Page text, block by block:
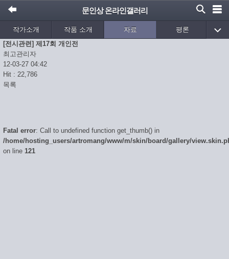
문인상 온라인갤러리
작가소개 작품 소개 자료 평론
게시판
[전시관련] 제17회 개인전
최고관리자
12-03-27 04:42
Hit : 22,786
목록
Fatal error: Call to undefined function get_thumb() in
/home/hosting_users/artromang/www/m/skin/board/gallery/
on line 121